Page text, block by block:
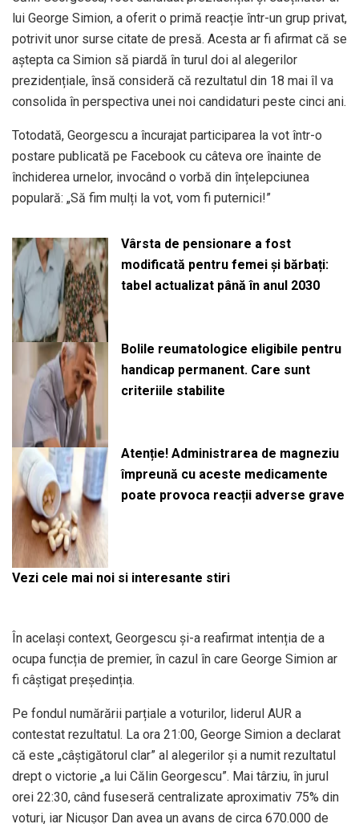
lui George Simion, a oferit o primă reacție într-un grup privat,
potrivit unor surse citate de presă. Acesta ar fi afirmat că se
aștepta ca Simion să piardă în turul doi al alegerilor
prezidențiale, însă consideră că rezultatul din 18 mai îl va
consolida în perspectiva unei noi candidaturi peste cinci ani.
Totodată, Georgescu a încurajat participarea la vot într-o
postare publicată pe Facebook cu câteva ore înainte de
închiderea urnelor, invocând o vorbă din înțelepciunea
populară: „Să fim mulți la vot, vom fi puternici!”
Vârsta de pensionare a fost
modificată pentru femei și bărbați:
tabel actualizat până în anul 2030
Bolile reumatologice eligibile pentru
handicap permanent. Care sunt
criteriile stabilite
Atenție! Administrarea de magneziu
împreună cu aceste medicamente
poate provoca reacții adverse grave
Vezi cele mai noi si interesante stiri
În același context, Georgescu și-a reafirmat intenția de a
ocupa funcția de premier, în cazul în care George Simion ar
fi câștigat președinția.
Pe fondul numărării parțiale a voturilor, liderul AUR a
contestat rezultatul. La ora 21:00, George Simion a declarat
că este „câștigătorul clar” al alegerilor și a numit rezultatul
drept o victorie „a lui Călin Georgescu”. Mai târziu, în jurul
orei 22:30, când fuseseră centralizate aproximativ 75% din
voturi, iar Nicușor Dan avea un avans de circa 670.000 de